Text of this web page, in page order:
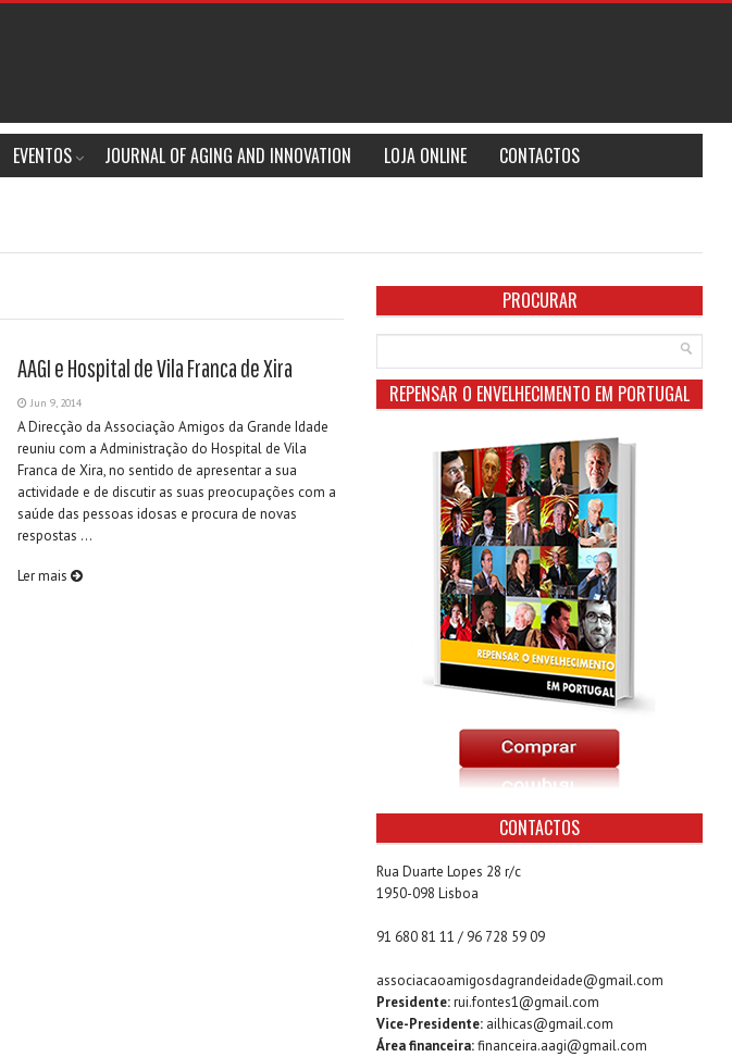
EVENTOS JOURNAL OF AGING AND INNOVATION LOJA ONLINE CONTACTOS
AAGI e Hospital de Vila Franca de Xira
Jun 9, 2014
A Direcção da Associação Amigos da Grande Idade
reuniu com a Administração do Hospital de Vila
Franca de Xira, no sentido de apresentar a sua
actividade e de discutir as suas preocupações com a
saúde das pessoas idosas e procura de novas
respostas ...
Ler mais
PROCURAR
REPENSAR O ENVELHECIMENTO EM PORTUGAL
CONTACTOS
Rua Duarte Lopes 28 r/c
1950-098 Lisboa
91 680 81 11 / 96 728 59 09
associacaoamigosdagrandeidade@gmail.com
Presidente:rui.fontes1@gmail.com
Vice-Presidente: ailhicas@gmail.com
Área financeira:financeira.aagi@gmail.com